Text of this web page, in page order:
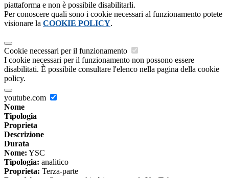
piattaforma e non è possibile disabilitarli.
Per conoscere quali sono i cookie necessari al funzionamento potete
visionare la COOKIE POLICY.
Cookie necessari per il funzionamento
I cookie necessari per il funzionamento non possono essere
disabilitati. È possibile consultare l'elenco nella pagina della cookie
policy.
youtube.com
Nome
Tipologia
Proprieta
Descrizione
Durata
Nome: YSC
Tipologia: analitico
Proprieta: Terza-parte